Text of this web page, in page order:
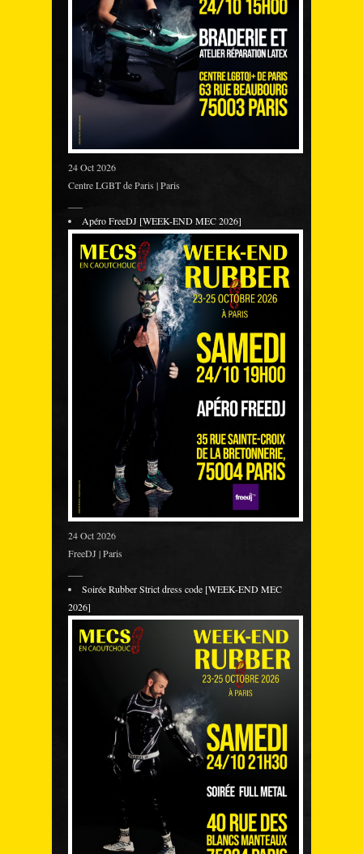
24 Oct 2026
Centre LGBT de Paris | Paris
Apéro FreeDJ [WEEK-END MEC 2026]
24 Oct 2026
FreeDJ | Paris
Soirée Rubber Strict dress code [WEEK-END MEC
2026]